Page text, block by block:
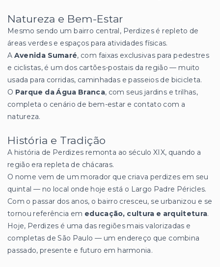
Natureza e Bem-Estar
Mesmo sendo um bairro central, Perdizes é repleto de
áreas verdes e espaços para atividades físicas.
A Avenida Sumaré, com faixas exclusivas para pedestres
e ciclistas, é um dos cartões-postais da região — muito
usada para corridas, caminhadas e passeios de bicicleta.
O Parque da Água Branca, com seus jardins e trilhas,
completa o cenário de bem-estar e contato com a
natureza.
História e Tradição
A história de Perdizes remonta ao século XIX, quando a
região era repleta de chácaras.
O nome vem de um morador que criava perdizes em seu
quintal — no local onde hoje está o Largo Padre Péricles.
Com o passar dos anos, o bairro cresceu, se urbanizou e se
tornou referência em educação, cultura e arquitetura.
Hoje, Perdizes é uma das regiões mais valorizadas e
completas de São Paulo — um endereço que combina
passado, presente e futuro em harmonia.